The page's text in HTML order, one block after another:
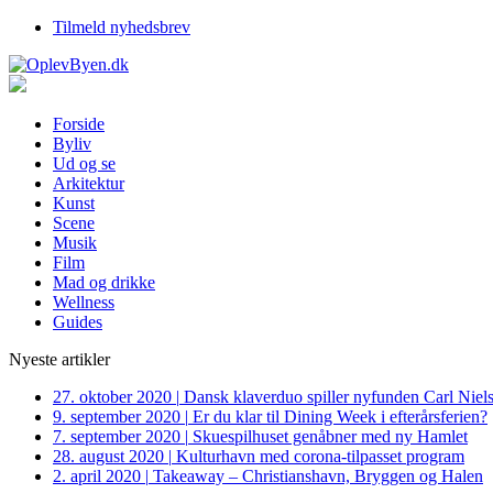
Tilmeld nyhedsbrev
Forside
Byliv
Ud og se
Arkitektur
Kunst
Scene
Musik
Film
Mad og drikke
Wellness
Guides
Nyeste artikler
27. oktober 2020 | Dansk klaverduo spiller nyfunden Carl
9. september 2020 | Er du klar til Dining Week i efterårsferien?
7. september 2020 | Skuespilhuset genåbner med ny Hamlet
28. august 2020 | Kulturhavn med corona-tilpasset program
2. april 2020 | Takeaway – Christianshavn, Bryggen og Halen